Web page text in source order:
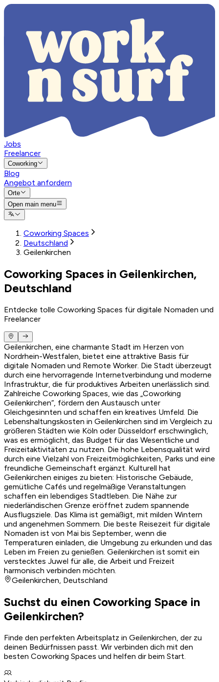
Jobs
Freelancer
Coworking
Blog
Angebot anfordern
Orte
Open main menu
Coworking Spaces
Deutschland
Geilenkirchen
Coworking Spaces in Geilenkirchen,
Deutschland
Entdecke tolle Coworking Spaces für digitale Nomaden und
Freelancer
Geilenkirchen, eine charmante Stadt im Herzen von
Nordrhein-Westfalen, bietet eine attraktive Basis für
digitale Nomaden und Remote Worker. Die Stadt überzeugt
durch eine hervorragende Internetverbindung und moderne
Infrastruktur, die für produktives Arbeiten unerlässlich sind.
Zahlreiche Coworking Spaces, wie das „Coworking
Geilenkirchen“, fördern den Austausch unter
Gleichgesinnten und schaffen ein kreatives Umfeld. Die
Lebenshaltungskosten in Geilenkirchen sind im Vergleich zu
größeren Städten wie Köln oder Düsseldorf erschwinglich,
was es ermöglicht, das Budget für das Wesentliche und
Freizeitaktivitäten zu nutzen. Die hohe Lebensqualität wird
durch eine Vielzahl von Freizeitmöglichkeiten, Parks und eine
freundliche Gemeinschaft ergänzt. Kulturell hat
Geilenkirchen einiges zu bieten: Historische Gebäude,
gemütliche Cafés und regelmäßige Veranstaltungen
schaffen ein lebendiges Stadtleben. Die Nähe zur
niederländischen Grenze eröffnet zudem spannende
Ausflugsziele. Das Klima ist gemäßigt, mit milden Wintern
und angenehmen Sommern. Die beste Reisezeit für digitale
Nomaden ist von Mai bis September, wenn die
Temperaturen einladen, die Umgebung zu erkunden und das
Leben im Freien zu genießen. Geilenkirchen ist somit ein
verstecktes Juwel für alle, die Arbeit und Freizeit
harmonisch verbinden möchten.
Geilenkirchen, Deutschland
Suchst du einen Coworking Space in
Geilenkirchen?
Finde den perfekten Arbeitsplatz in Geilenkirchen, der zu
deinen Bedürfnissen passt. Wir verbinden dich mit den
besten Coworking Spaces und helfen dir beim Start.